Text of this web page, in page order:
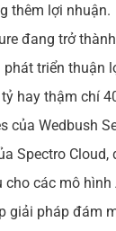
thêm lợi nhuận.
đang trở
triển thuận
hay thậm chí
của Wedbush
Spectro
cho các mô hình
giải pháp đám